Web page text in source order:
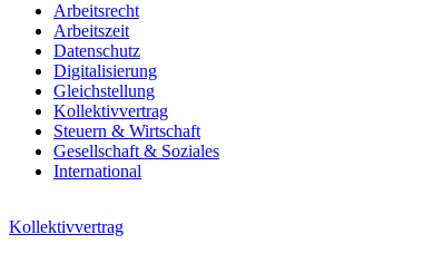
Arbeitsrecht
Arbeitszeit
Datenschutz
Digitalisierung
Gleichstellung
Kollektivvertrag
Steuern & Wirtschaft
Gesellschaft & Soziales
International
Kollektivvertrag